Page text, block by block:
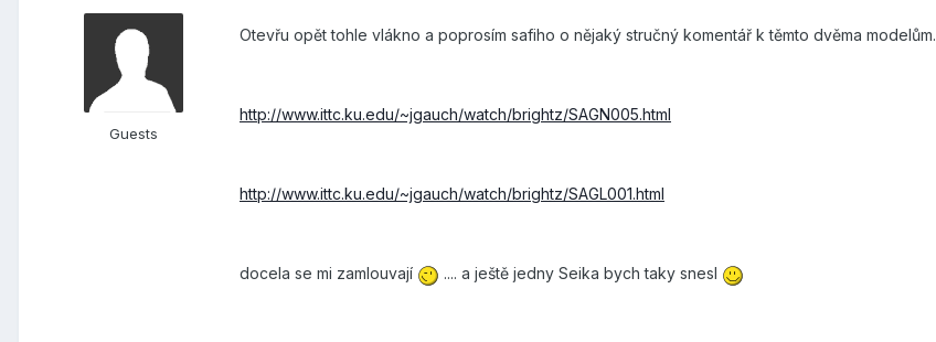
Guests
Otevřu opět tohle vlákno a poprosím safiho o nějaký stručný komentář k těmto dvěma modelům.
http://www.ittc.ku.edu/~jgauch/watch/brightz/SAGN005.html
http://www.ittc.ku.edu/~jgauch/watch/brightz/SAGL001.html
docela se mi zamlouvají .... a ještě jedny Seika bych taky snesl